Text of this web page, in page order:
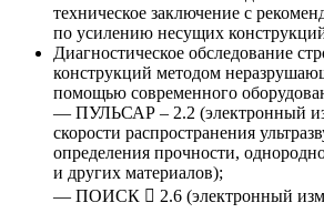
техническое заключение с
по усилению несущих
Диагностическое обследование
конструкций методом
помощью современного
— ПУЛЬСАР – 2.2 (электронный
скорости распространения
определения прочности,
и других материалов);
— ПОИСК  2.6 (электронный